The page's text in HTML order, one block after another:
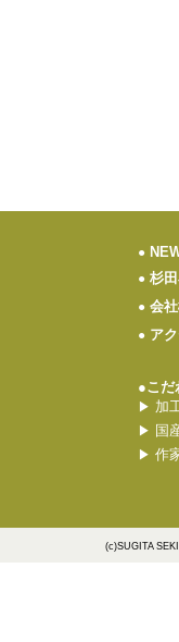
●
● 杉
● 会
● ア
●こだ
▶ 加
▶ 国
▶ 作
(c)SUGITA